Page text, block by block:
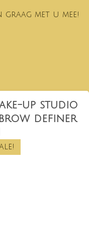
u mee!
up studio
definer